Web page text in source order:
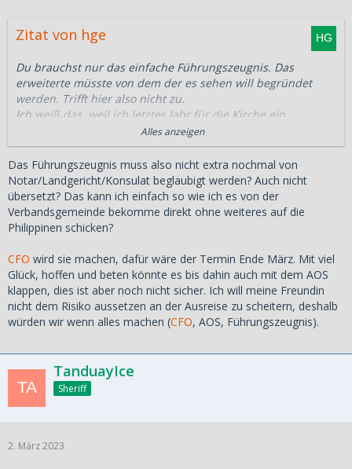
Zitat von hge
Du brauchst nur das einfache Führungszeugnis. Das
erweiterte müsste von dem der es sehen will begründet
werden. Trifft hier also nicht zu.
Ich weiß das, weil ich letztes Jahr für die Kirche ein
Führungszeugnis brauchte. Das Generalvikariat hatte ein
Schreiben beigefügt, dass es das erweiterte sehen wollte.
Dass das Visum genehmigt wurde ist erfreulich, heißt es
doch dass die dbm an der gelockerten Visa Politik festhält.
Wenn ihr schon soweit seid, würde ich die Ausreise mit aos
oder
erhalten ist.
Alles anzeigen
Das Führungszeugnis muss also nicht extra nochmal von
Notar/Landgericht/Konsulat beglaubigt werden? Auch nicht
übersetzt? Das kann ich einfach so wie ich es von der
Verbandsgemeinde bekomme direkt ohne weiteres auf die
Philippinen schicken?
CFO wird sie machen, dafür wäre der Termin Ende März. Mit viel
Glück, hoffen und beten könnte es bis dahin auch mit dem AOS
klappen, dies ist aber noch nicht sicher. Ich will meine Freundin
nicht dem Risiko aussetzen an der Ausreise zu scheitern, deshalb
würden wir wenn alles machen (CFO, AOS, Führungszeugnis).
TanduayIce
Sheriff
2. März 2023